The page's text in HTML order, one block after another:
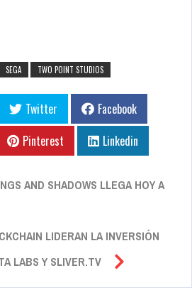
SEGA TWO POINT STUDIOS
Twitter
Facebook
Pinterest Linkedin
AND SHADOWS LLEGA HOY A
LIDERAN LA INVERSIÓN
LABS Y SLIVER.TV